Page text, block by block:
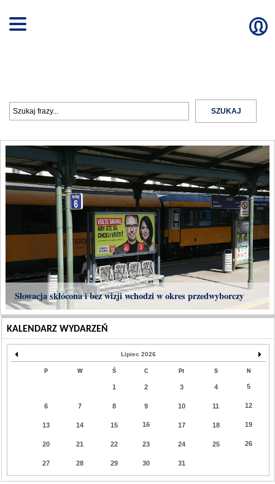
Słowacja skłócona i bez wizji wchodzi w okres przedwyborczy
KALENDARZ WYDARZEŃ
Lipiec 2026
P W Ś C Pt S N
1 2 3 4 5
6 7 8 9 10 11 12
13 14 15 16 17 18 19
20 21 22 23 24 25 26
27 28 29 30 31